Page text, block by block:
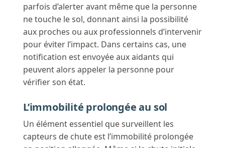
parfois d’alerter avant même que la personne
ne touche le sol, donnant ainsi la possibilité
aux proches ou aux professionnels d’intervenir
pour éviter l’impact. Dans certains cas, une
notification est envoyée aux aidants qui
peuvent alors appeler la personne pour
vérifier son état.
L’immobilité prolongée au sol
Un élément essentiel que surveillent les
capteurs de chute est l’immobilité prolongée